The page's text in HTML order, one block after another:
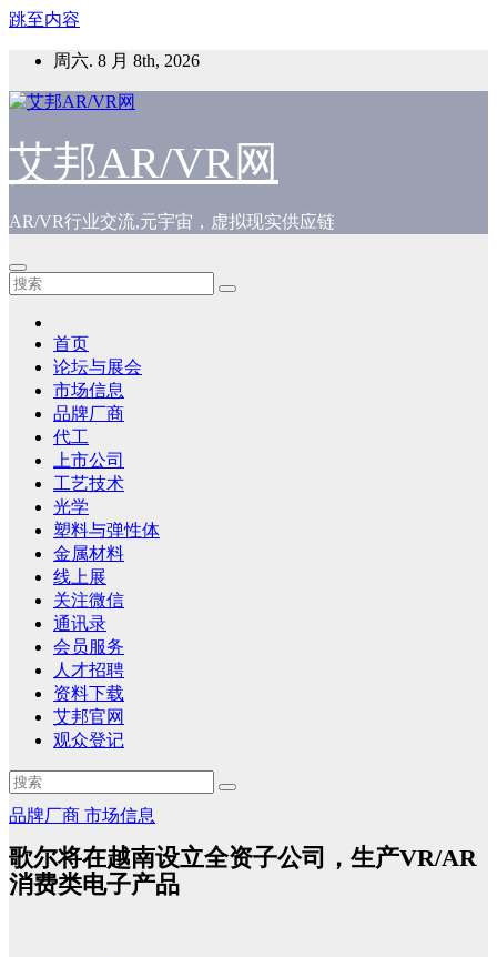
跳至内容
周六. 8 月 8th, 2026
艾邦AR/VR网
AR/VR行业交流,元宇宙，虚拟现实供应链
首页
论坛与展会
市场信息
品牌厂商
代工
上市公司
工艺技术
光学
塑料与弹性体
金属材料
线上展
关注微信
通讯录
会员服务
人才招聘
资料下载
艾邦官网
观众登记
品牌厂商 市场信息
歌尔将在越南设立全资子公司，生产VR/AR
消费类电子产品